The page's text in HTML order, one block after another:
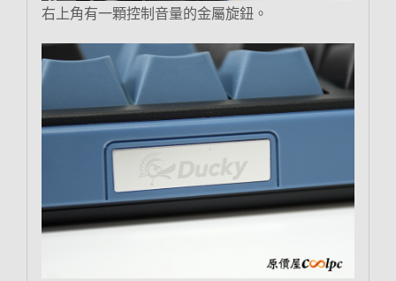
右上角有一顆控制音量的金屬旋鈕。